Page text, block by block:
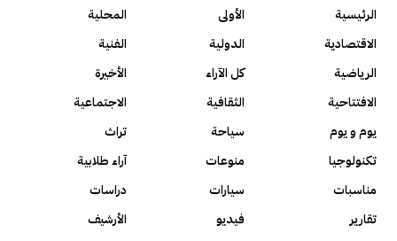
الرئيسية الأولى
المحلية
الاقتصادية
الدولية
الفنية
الرياضية
كل الآراء
الأخيرة
الافتتاحية
الثقافية
الاجتماعية
يوم و يوم
سياحة
تراث
تكنولوجيا
منوعات
آراء طلابية
مناسبات
سيارات
دراسات
تقارير
فيديو الأرشيف